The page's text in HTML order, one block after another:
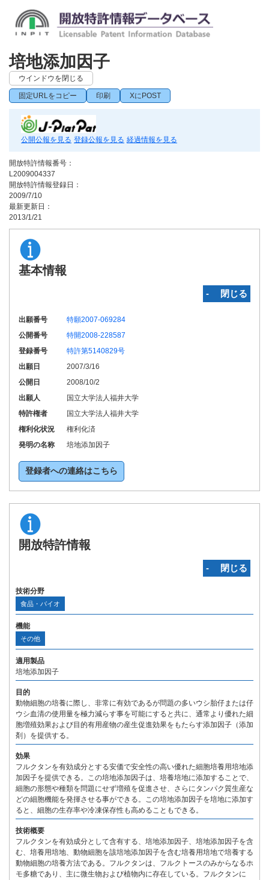
培地添加因子
ウインドウを閉じる
固定URLをコピー 印刷 XにPOST
公開公報を見る 登録公報を見る 経過情報を見る
開放特許情報番号：
L2009004337
開放特許情報登録日：
2009/7/10
最新更新日：
2013/1/21
基本情報
‐ 閉じる
出願番号
特願2007-069284
公開番号
特開2008-228587
登録番号
特許第5140829号
出願日
2007/3/16
公開日
2008/10/2
出願人
国立大学法人福井大学
特許権者
国立大学法人福井大学
権利化状況
権利化済
発明の名称
培地添加因子
登録者への連絡はこちら
開放特許情報
‐ 閉じる
技術分野
食品・バイオ
機能
その他
適用製品
培地添加因子
目的
動物細胞の培養に際し、非常に有効であるが問題の多いウシ胎仔または仔
ウシ血清の使用量を極力減らす事を可能にすると共に、通常より優れた細
胞増殖効果および目的有用産物の産生促進効果をもたらす添加因子（添加
剤）を提供する。
効果
フルクタンを有効成分とする安価で安全性の高い優れた細胞培養用培地添
加因子を提供できる。この培地添加因子は、培養培地に添加することで、
細胞の形態や種類を問題にせず増殖を促進させ、さらにタンパク質生産な
どの細胞機能を発揮させる事ができる。この培地添加因子を培地に添加す
ると、細胞の生存率や冷凍保存性も高めることもできる。
技術概要
フルクタンを有効成分として含有する、培地添加因子、培地添加因子を含
む、培養用培地、動物細胞を該培地添加因子を含む培養用培地で培養する
動物細胞の培養方法である。フルクタンは、フルクトースのみからなるホ
モ多糖であり、主に微生物および植物内に存在している。フルクタンに